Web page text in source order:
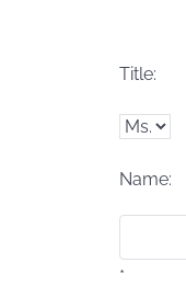
Title:
Name:
*